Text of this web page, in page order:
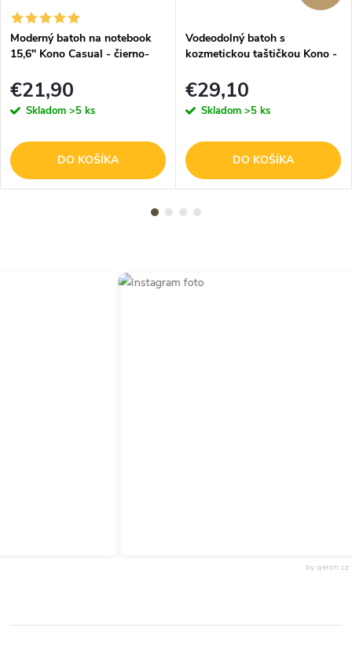
Moderný batoh na notebook
15,6" Kono Casual - čierno-
€21,90
Skladom >5 ks
DO KOŠÍKA
Vodeodolný batoh s
kozmetickou taštičkou Kono -
€29,10
Skladom >5 ks
DO KOŠÍKA
by qeron.cz